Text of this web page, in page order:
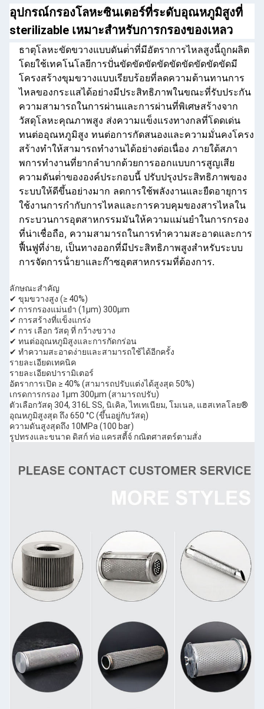
อุปกรณ์กรองโลหะซินเตอร์ที่ระดับอุณหภูมิสูงที่
sterilizable เหมาะสําหรับการกรองของเหลว
ธาตุโลหะขัดขวางแบบดันต่ําที่มีอัตราการไหลสูงนี้ถูกผลิต
โดยใช้เทคโนโลยีการปั่นขัดขัดขัดขัดขัดขัดขัดขัดขัดมี
โครงสร้างขุมขวางแบบเรียบร้อยที่ลดความต้านทานการ
ไหลของกระแสได้อย่างมีประสิทธิภาพในขณะที่รับประกัน
ความสามารถในการผ่านและการผ่านที่พิเศษสร้างจาก
วัสดุโลหะคุณภาพสูง ส่งความแข็งแรงทางกลที่โดดเด่น
ทนต่ออุณหภูมิสูง ทนต่อการกัดสนองและความมั่นคงโครง
สร้างทําให้สามารถทํางานได้อย่างต่อเนื่อง ภายใต้สภา
พการทํางานที่ยากลําบากด้วยการออกแบบการสูญเสีย
ความดันต่ําขององค์ประกอบนี้ ปรับปรุงประสิทธิภาพของ
ระบบให้ดีขึ้นอย่างมาก ลดการใช้พลังงานและยืดอายุการ
ใช้งานการกํากับการไหลและการควบคุมของสารไหลใน
กระบวนการอุตสาหกรรมมันให้ความแม่นยําในการกรอง
ที่น่าเชื่อถือ, ความสามารถในการทําความสะอาดและการ
ฟื้นฟูที่ง่าย, เป็นทางออกที่มีประสิทธิภาพสูงสําหรับระบบ
การจัดการน้ํายาและก๊าซอุตสาหกรรมที่ต้องการ.
ลักษณะสําคัญ
✔ ขุมขวางสูง (≥ 40%)
✔ การกรองแม่นยํา (1μm) 300μm
✔ การสร้างที่แข็งแกร่ง
✔ การ เลือก วัสดุ ที่ กว้างขวาง
✔ ทนต่ออุณหภูมิสูงและการกัดกร่อน
✔ ทําความสะอาดง่ายและสามารถใช้ได้อีกครั้ง
รายละเอียดเทคนิค
รายละเอียดปารามิเตอร์
อัตราการเปิด ≥ 40% (สามารถปรับแต่งได้สูงสุด 50%)
เกรดการกรอง 1μm 300μm (สามารถปรับ)
ตัวเลือกวัสดุ 304, 316L SS, นิเคิล, ไทเทเนียม, โมเนล, แฮสเทลโลย®
อุณหภูมิสูงสุด ถึง 650 °C (ขึ้นอยู่กับวัสดุ)
ความดันสูงสุดถึง 10MPa (100 bar)
รูปทรงและขนาด ดิสก์ ท่อ แครสตี้จ์ กณิตศาสตร์ตามสั่ง